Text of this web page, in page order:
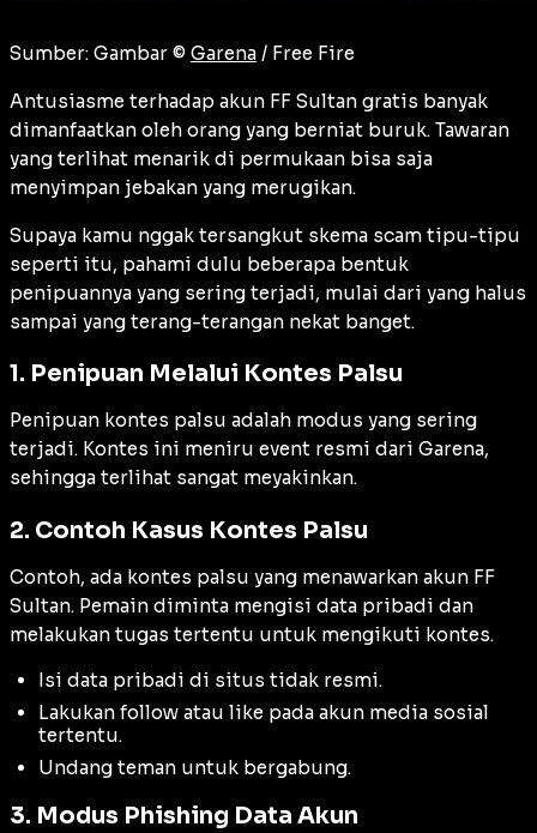
Sumber: Gambar © Garena / Free Fire
Antusiasme terhadap akun FF Sultan gratis banyak
dimanfaatkan oleh orang yang berniat buruk. Tawaran
yang terlihat menarik di permukaan bisa saja
menyimpan jebakan yang merugikan.
Supaya kamu nggak tersangkut skema scam tipu-tipu
seperti itu, pahami dulu beberapa bentuk
penipuannya yang sering terjadi, mulai dari yang halus
sampai yang terang-terangan nekat banget.
1. Penipuan Melalui Kontes Palsu
Penipuan kontes palsu adalah modus yang sering
terjadi. Kontes ini meniru event resmi dari Garena,
sehingga terlihat sangat meyakinkan.
2. Contoh Kasus Kontes Palsu
Contoh, ada kontes palsu yang menawarkan akun FF
Sultan. Pemain diminta mengisi data pribadi dan
melakukan tugas tertentu untuk mengikuti kontes.
Isi data pribadi di situs tidak resmi.
Lakukan follow atau like pada akun media sosial
tertentu.
Undang teman untuk bergabung.
3. Modus Phishing Data Akun